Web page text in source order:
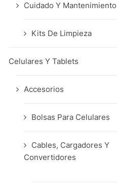
Cuidado Y Mantenimiento
Kits De Limpieza
Celulares Y Tablets
Accesorios
Bolsas Para Celulares
Cables, Cargadores Y
Convertidores